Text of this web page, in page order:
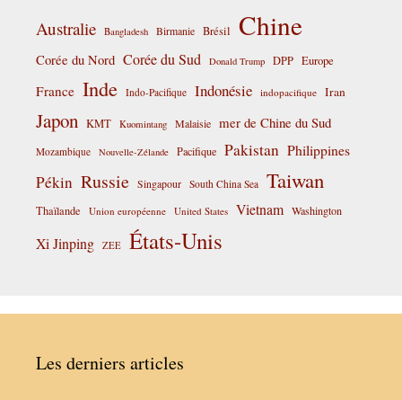
Australie Bangladesh Birmanie Brésil Chine
Corée du Nord Corée du Sud Donald Trump DPP Europe
France Inde Indo-Pacifique Indonésie indopacifique Iran
Japon KMT Kuomintang Malaisie mer de Chine du Sud
Mozambique Nouvelle-Zélande Pacifique Pakistan Philippines
Pékin Russie Singapour South China Sea Taiwan
Thaïlande Union européenne United States Vietnam Washington
Xi Jinping ZEE États-Unis
Les derniers articles